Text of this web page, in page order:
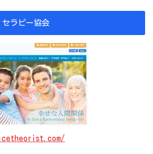
セラピー協会